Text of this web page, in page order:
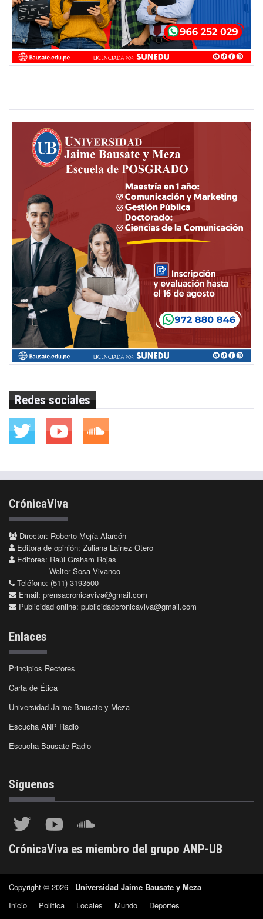
Redes sociales
CrónicaViva
Director: Roberto Mejía Alarcón
Editora de opinión: Zuliana Lainez Otero
Editores: Raúl Graham Rojas
Walter Sosa Vivanco
Teléfono: (511) 3193500
Email: prensacronicaviva@gmail.com
Publicidad online: publicidadcronicaviva@gmail.com
Enlaces
Principios Rectores
Carta de Ética
Universidad Jaime Bausate y Meza
Escucha ANP Radio
Escucha Bausate Radio
Síguenos
CrónicaViva es miembro del grupo ANP-UB
Copyright © 2026 - Universidad Jaime Bausate y Meza
Inicio
Política Locales Mundo
Deportes